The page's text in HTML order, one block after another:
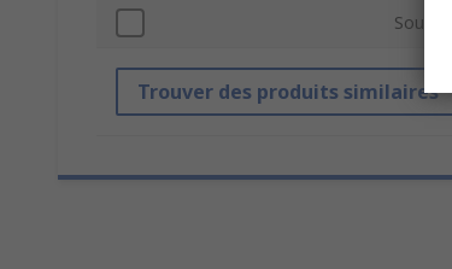
Sous
Trouver des produits similaires